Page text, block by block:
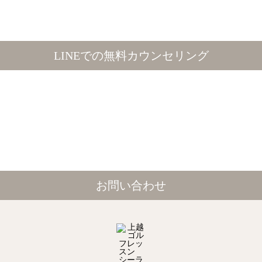
LINEでの無料カウンセリング
お問い合わせ